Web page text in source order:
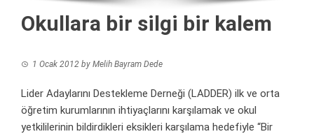
Okullara bir silgi bir kalem
1 Ocak 2012 by Melih Bayram Dede
Lider Adaylarını Destekleme Derneği (LADDER) ilk ve orta
öğretim kurumlarının ihtiyaçlarını karşılamak ve okul
yetkililerinin bildirdikleri eksikleri karşılama hedefiyle “Bir